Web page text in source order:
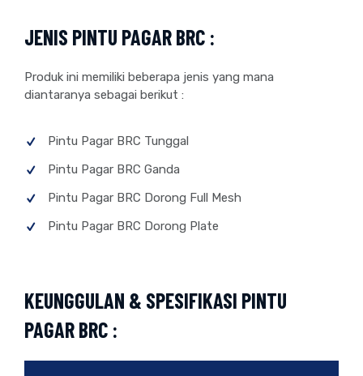
JENIS PINTU PAGAR BRC :
Produk ini memiliki beberapa jenis yang mana
diantaranya sebagai berikut :
Pintu Pagar BRC Tunggal
Pintu Pagar BRC Ganda
Pintu Pagar BRC Dorong Full Mesh
Pintu Pagar BRC Dorong Plate
KEUNGGULAN & SPESIFIKASI PINTU
PAGAR BRC :